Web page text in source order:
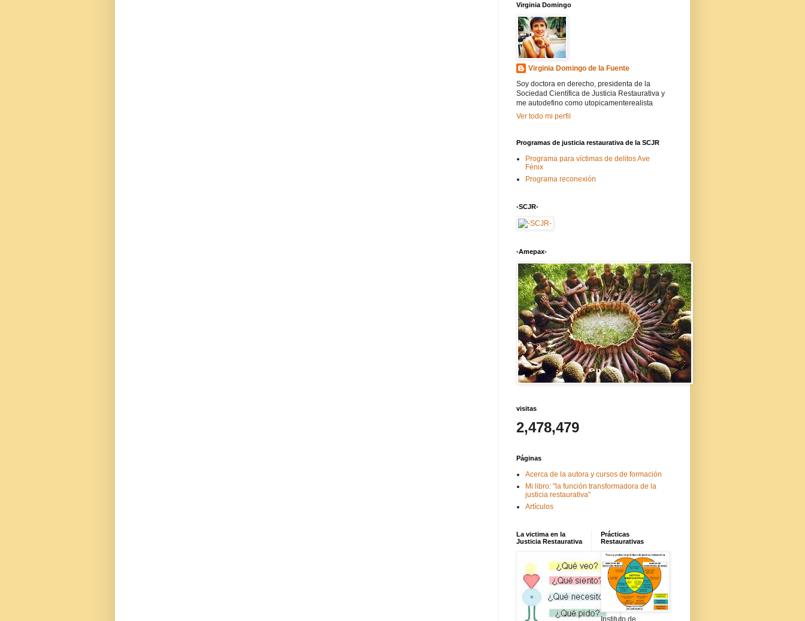
Virginia Domingo
Virginia Domingo de la Fuente
Soy doctora en derecho, presidenta de la
Sociedad Científica de Justicia Restaurativa y
me autodefino como utopicamenterealista
Ver todo mi perfil
Programas de justicia restaurativa de la SCJR
Programa para víctimas de delitos Ave
Fénix
Programa reconexión
-SCJR-
-Amepax-
visitas
2,478,479
Páginas
Acerca de la autora y cursos de formación
Mi libro: "la función transformadora de la
justicia restaurativa"
Artículos
La victima en la
Justicia Restaurativa
Prácticas
Restaurativas
Instituto de